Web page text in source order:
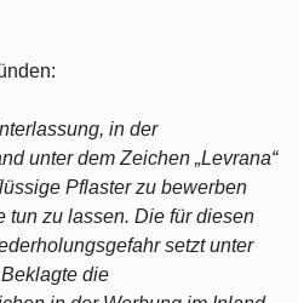
in der
unter dem Zeichen „Levrana“
Pflaster zu bewerben
tun zu lassen. Die für diesen
setzt unter
die